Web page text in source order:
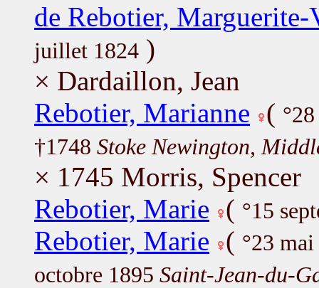
de Rebotier,
juillet 1824 )
× Dardaillon, Jean
Rebotier, Marianne (
†1748 Stoke Newington,
× 1745 Morris, Spencer
Rebotier, Marie ( °15
Rebotier, Marie ( °23
octobre 1895 Saint-Jean-du-